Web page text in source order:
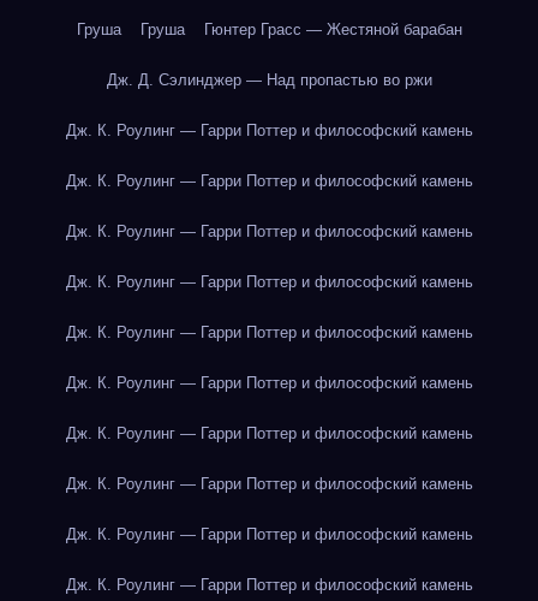
Груша Груша Гюнтер Грасс — Жестяной барабан
Дж. Д. Сэлинджер — Над пропастью во ржи
Дж. К. Роулинг — Гарри Поттер и философский камень
Дж. К. Роулинг — Гарри Поттер и философский камень
Дж. К. Роулинг — Гарри Поттер и философский камень
Дж. К. Роулинг — Гарри Поттер и философский камень
Дж. К. Роулинг — Гарри Поттер и философский камень
Дж. К. Роулинг — Гарри Поттер и философский камень
Дж. К. Роулинг — Гарри Поттер и философский камень
Дж. К. Роулинг — Гарри Поттер и философский камень
Дж. К. Роулинг — Гарри Поттер и философский камень
Дж. К. Роулинг — Гарри Поттер и философский камень